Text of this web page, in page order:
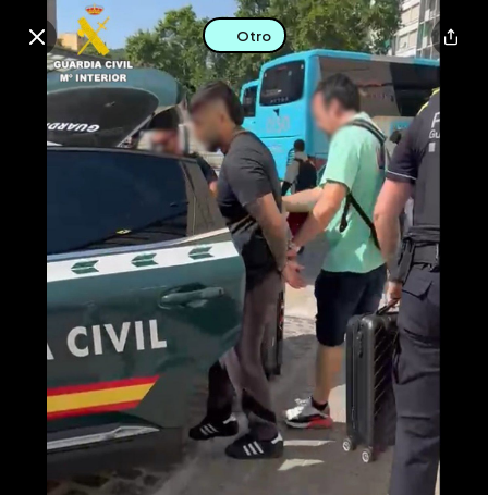
Descarga la app
Buscar en esta zona
Otro